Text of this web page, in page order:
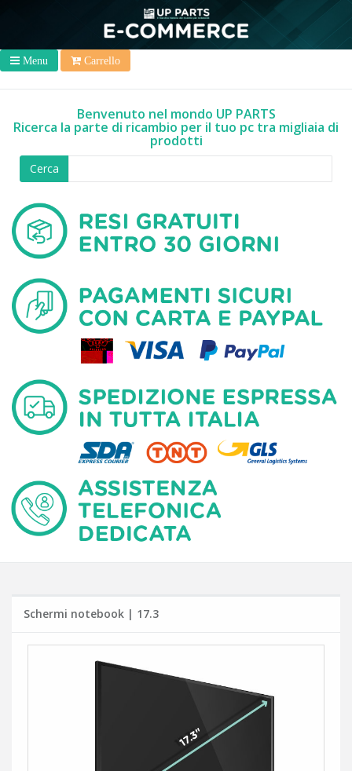
Menu Carrello
Benvenuto nel mondo UP PARTS
Ricerca la parte di ricambio per il tuo pc tra migliaia di
prodotti
Cerca
Schermi notebook | 17.3